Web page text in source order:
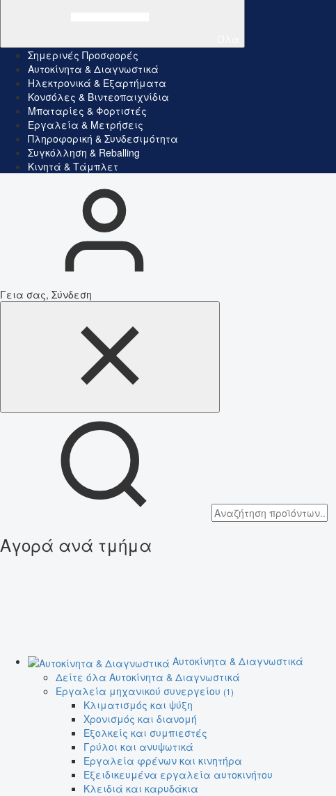
Σημερινές Προσφορές
Αυτοκίνητα & Διαγνωστικά
Ηλεκτρονικά & Εξαρτήματα
Κονσόλες & Βιντεοπαιχνίδια
Μπαταρίες & Φορτιστές
Εργαλεία & Μετρήσεις
Πληροφορική & Συνδεσιμότητα
Συγκόλληση & Reballing
Κινητά & Τάμπλετ
Γεια σας, Σύνδεση
Αγορά ανά τμήμα
Αυτοκίνητα & Διαγνωστικά
Δείτε όλα Αυτοκίνητα & Διαγνωστικά
Εργαλεία μηχανικού συνεργείου (1)
Κλιματισμός και ψύξη
Χρονισμός και διανομή
Εξολκείς και συμπιεστές
Γρύλοι και ανυψωτικά
Εργαλεία φρένων και κινητήρα
Εξειδικευμένα εργαλεία αυτοκινήτου
Κλειδιά και καρυδάκια